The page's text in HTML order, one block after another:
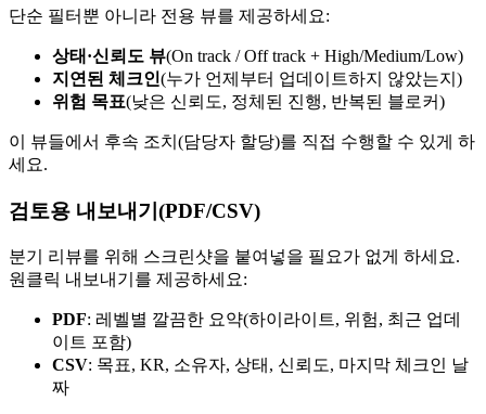
단순 필터뿐 아니라 전용 뷰를 제공하세요:
상태·신뢰도 뷰(On track / Off track + High/Medium/Low)
지연된 체크인(누가 언제부터 업데이트하지 않았는지)
위험 목표(낮은 신뢰도, 정체된 진행, 반복된 블로커)
이 뷰들에서 후속 조치(담당자 할당)를 직접 수행할 수 있게 하
세요.
검토용 내보내기(PDF/CSV)
분기 리뷰를 위해 스크린샷을 붙여넣을 필요가 없게 하세요.
원클릭 내보내기를 제공하세요:
PDF: 레벨별 깔끔한 요약(하이라이트, 위험, 최근 업데
이트 포함)
CSV: 목표, KR, 소유자, 상태, 신뢰도, 마지막 체크인 날
짜